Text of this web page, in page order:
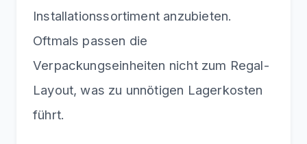
Installationssortiment anzubieten.
Oftmals passen die
Verpackungseinheiten nicht zum Regal-
Layout, was zu unnötigen Lagerkosten
führt.